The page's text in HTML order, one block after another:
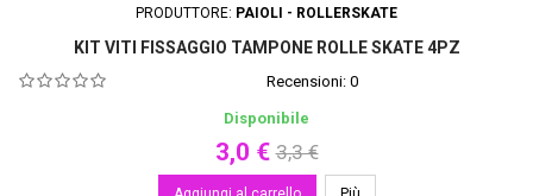
PRODUTTORE: PAIOLI - ROLLERSKATE
KIT VITI FISSAGGIO TAMPONE ROLLE SKATE 4PZ
Recensioni: 0
Disponibile
3,0 € 3,3 €